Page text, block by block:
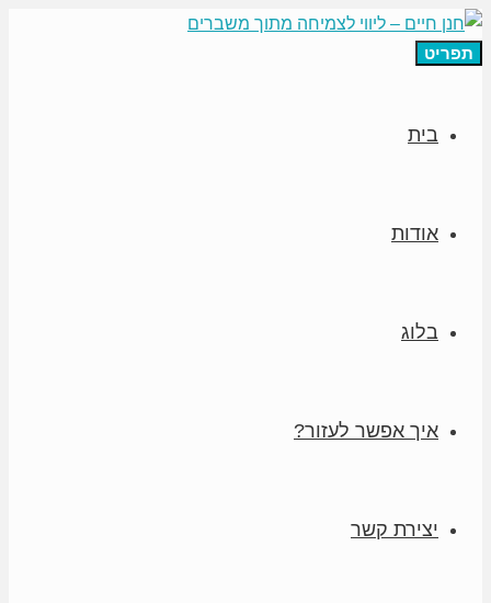
תפריט
בית
אודות
בלוג
איך אפשר לעזור?
יצירת קשר